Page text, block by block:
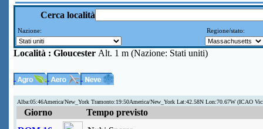
Cerca località
Nazione: Regione/stato:
Località : Gloucester Alt. 1 m (Nazione: Stati uniti)
Alba:05:46America/New_York Tramonto:19:50America/New_York Lat:42.58N Lon:70.67W (ICAO
Giorno
Tempo previsto